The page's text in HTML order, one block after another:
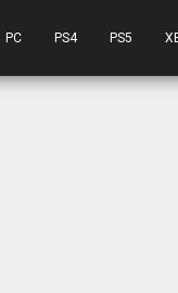
PC PS4 PS5